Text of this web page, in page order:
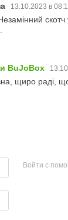
13.10.2023 в
BuJoBox
щиро раді,
Войти с